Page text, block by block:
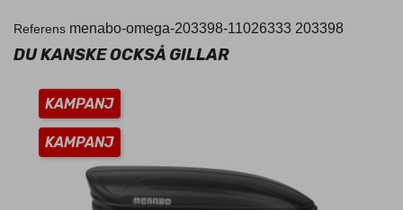
Referens menabo-omega-203398-11026333 203398
DU KANSKE OCKSÅ GILLAR
KAMPANJ
KAMPANJ